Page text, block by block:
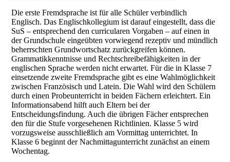
Die erste Fremdsprache ist für alle Schüler verbindlich
Englisch. Das Englischkollegium ist darauf eingestellt, dass die
SuS – entsprechend den curricularen Vorgaben – auf einen in
der Grundschule eingeübten vorwiegend rezeptiv und mündlich
beherrschten Grundwortschatz zurückgreifen können.
Grammatikkenntnisse und Rechtschreibefähigkeiten in der
englischen Sprache werden nicht erwartet. Für die in Klasse 7
einsetzende zweite Fremdsprache gibt es eine Wahlmöglichkeit
zwischen Französisch und Latein. Die Wahl wird den Schülern
durch einen Probeunterricht in beiden Fächern erleichtert. Ein
Informationsabend hilft auch Eltern bei der
Entscheidungsfindung. Auch die übrigen Fächer entsprechen
den für die Stufe vorgesehenen Richtlinien. Klasse 5 wird
vorzugsweise ausschließlich am Vormittag unterrichtet. In
Klasse 6 beginnt der Nachmittagunterricht zunächst an einem
Wochentag.